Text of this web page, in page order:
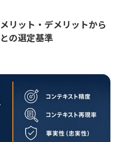
リット・デメリットから
の選定基準